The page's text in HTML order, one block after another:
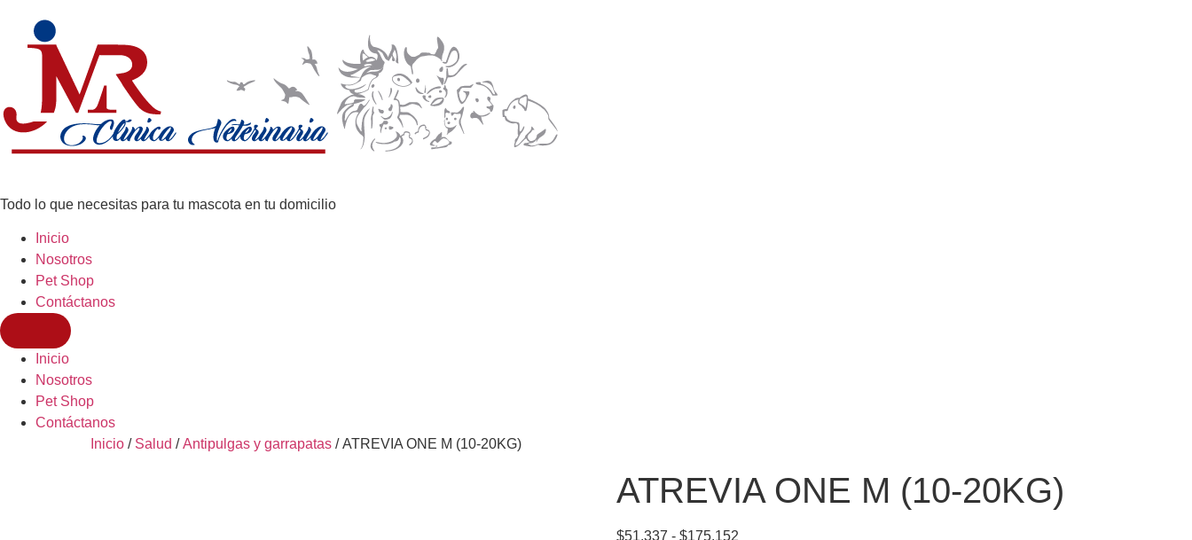
Todo lo que necesitas para tu mascota en tu domicilio
Inicio
Nosotros
Pet Shop
Contáctanos
Inicio
Nosotros
Pet Shop
Contáctanos
Inicio / Salud /Antipulgas y garrapatas / ATREVIA ONE M (10-20KG)
ATREVIA ONE M (10-20KG)
$51,337 - $175,152